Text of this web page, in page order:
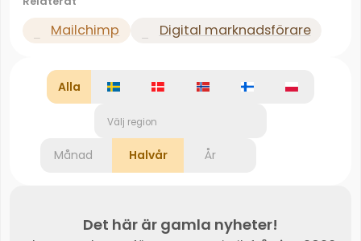
Mailchimp Digital marknadsförare
Alla
Välj region
Månad Halvår År
Det här är gamla nyheter!